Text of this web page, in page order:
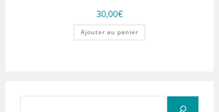
30,00€
Ajouter au panier